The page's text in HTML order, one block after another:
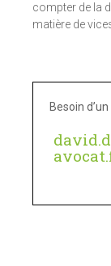
compter de la
matière de
Besoin